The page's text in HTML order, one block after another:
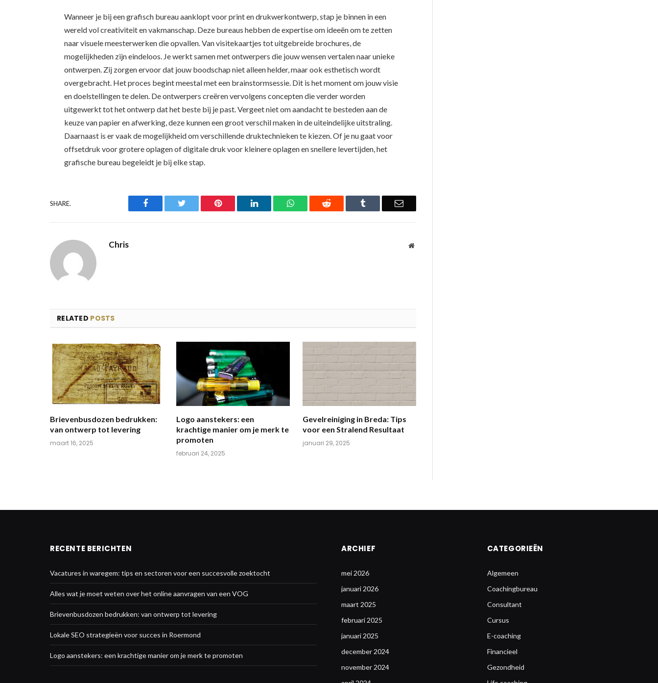
Wanneer je bij een grafisch bureau aanklopt voor print en drukwerkontwerp, stap je binnen in een
wereld vol creativiteit en vakmanschap. Deze bureaus hebben de expertise om ideeën om te zetten
naar visuele meesterwerken die opvallen. Van visitekaartjes tot uitgebreide brochures, de
mogelijkheden zijn eindeloos. Je werkt samen met ontwerpers die jouw wensen vertalen naar unieke
ontwerpen. Zij zorgen ervoor dat jouw boodschap niet alleen helder, maar ook esthetisch wordt
overgebracht. Het proces begint meestal met een brainstormsessie. Dit is het moment om jouw visie
en doelstellingen te delen. De ontwerpers creëren vervolgens concepten die verder worden
uitgewerkt tot het ontwerp dat het beste bij je past. Vergeet niet om aandacht te besteden aan de
keuze van papier en afwerking, deze kunnen een groot verschil maken in de uiteindelijke uitstraling.
Daarnaast is er vaak de mogelijkheid om verschillende druktechnieken te kiezen. Of je nu gaat voor
offsetdruk voor grotere oplagen of digitale druk voor kleinere oplagen en snellere levertijden, het
grafische bureau begeleidt je bij elke stap.
SHARE. Facebook Twitter Pinterest LinkedIn WhatsAppReddit Tumblr Email
Chris Website
RELATED POSTS
Brievenbusdozen bedrukken:
van ontwerp tot levering
maart 16, 2025
Logo aanstekers: een
krachtige manier om je merk te
promoten
februari 24, 2025
Gevelreiniging in Breda: Tips
voor een Stralend Resultaat
januari 29, 2025
RECENTE BERICHTEN
Vacatures in waregem: tips en sectoren voor een succesvolle zoektocht
Alles wat je moet weten over het online aanvragen van een VOG
Brievenbusdozen bedrukken: van ontwerp tot levering
Lokale SEO strategieën voor succes in Roermond
Logo aanstekers: een krachtige manier om je merk te promoten
ARCHIEF
mei 2026
januari 2026
maart 2025
februari 2025
januari 2025
december 2024
november 2024
CATEGORIEËN
Algemeen
Coachingbureau
Consultant
Cursus
E-coaching
Financieel
Gezondheid